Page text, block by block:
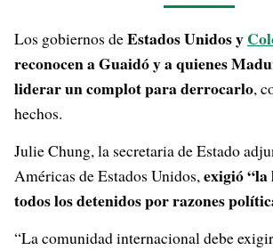
Los gobiernos deEstados Unidos y
reconocen a Guaidó y a quienes
liderar un complot para derrocarlo,
hechos.
Julie Chung, la secretaria de Estado
Américas de Estados Unidos,exigió
todos los detenidos por razones
“La comunidad internacional debe